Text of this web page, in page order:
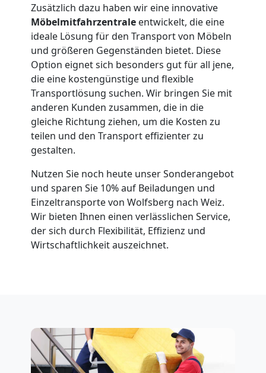
Zusätzlich dazu haben wir eine innovative
Möbelmitfahrzentrale entwickelt, die eine
ideale Lösung für den Transport von Möbeln
und größeren Gegenständen bietet. Diese
Option eignet sich besonders gut für all jene,
die eine kostengünstige und flexible
Transportlösung suchen. Wir bringen Sie mit
anderen Kunden zusammen, die in die
gleiche Richtung ziehen, um die Kosten zu
teilen und den Transport effizienter zu
gestalten.
Nutzen Sie noch heute unser Sonderangebot
und sparen Sie 10% auf Beiladungen und
Einzeltransporte von Wolfsberg nach Weiz.
Wir bieten Ihnen einen verlässlichen Service,
der sich durch Flexibilität, Effizienz und
Wirtschaftlichkeit auszeichnet.